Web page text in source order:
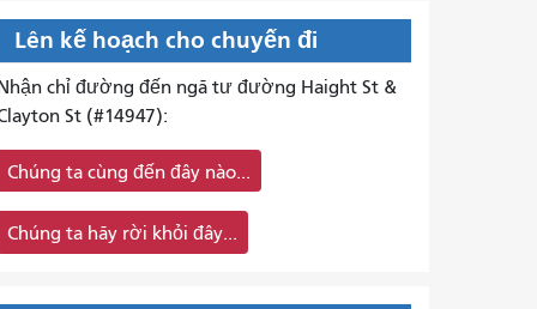
Lên kế hoạch cho chuyến đi
chỉ đường đến ngã tư đường Haight St &
St (#14947):
Chúng ta cùng đến đây nào...
Chúng ta hãy rời khỏi đây...